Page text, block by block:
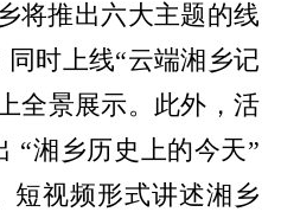
将推出六大主题的线
同时上线“云端湘乡记
全景展示。此外，活
“湘乡历史上的今天”
短视频形式讲述湘乡